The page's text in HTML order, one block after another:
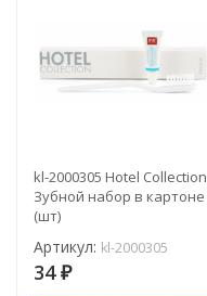
kl-2000305 Hotel Collection
Зубной набор в картоне
(шт)
Артикул: kl-2000305
34 ₽